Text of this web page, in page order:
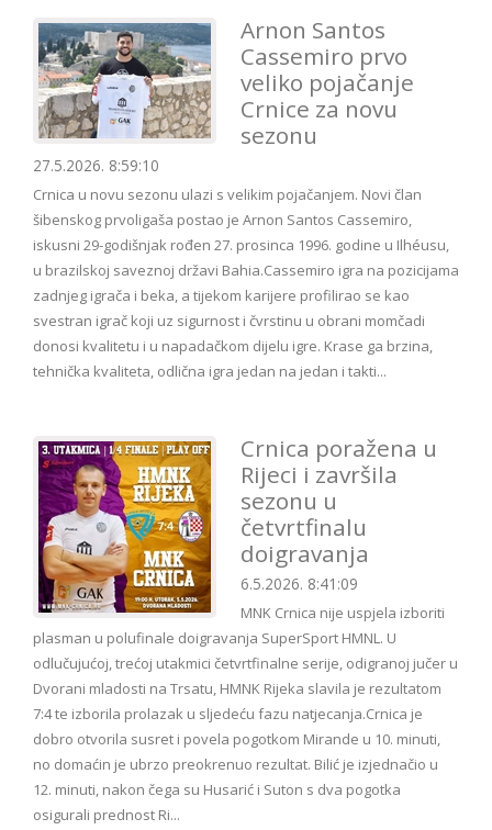
Arnon Santos
Cassemiro prvo
veliko pojačanje
Crnice za novu
sezonu
27.5.2026. 8:59:10
Crnica u novu sezonu ulazi s velikim pojačanjem. Novi član
šibenskog prvoligaša postao je Arnon Santos Cassemiro,
iskusni 29-godišnjak rođen 27. prosinca 1996. godine u Ilhéusu,
u brazilskoj saveznoj državi Bahia.Cassemiro igra na pozicijama
zadnjeg igrača i beka, a tijekom karijere profilirao se kao
svestran igrač koji uz sigurnost i čvrstinu u obrani momčadi
donosi kvalitetu i u napadačkom dijelu igre. Krase ga brzina,
tehnička kvaliteta, odlična igra jedan na jedan i takti...
Crnica poražena u
Rijeci i završila
sezonu u
četvrtfinalu
doigravanja
6.5.2026. 8:41:09
MNK Crnica nije uspjela izboriti
plasman u polufinale doigravanja SuperSport HMNL. U
odlučujućoj, trećoj utakmici četvrtfinalne serije, odigranoj jučer u
Dvorani mladosti na Trsatu, HMNK Rijeka slavila je rezultatom
7:4 te izborila prolazak u sljedeću fazu natjecanja.Crnica je
dobro otvorila susret i povela pogotkom Mirande u 10. minuti,
no domaćin je ubrzo preokrenuo rezultat. Bilić je izjednačio u
12. minuti, nakon čega su Husarić i Suton s dva pogotka
osigurali prednost Ri...